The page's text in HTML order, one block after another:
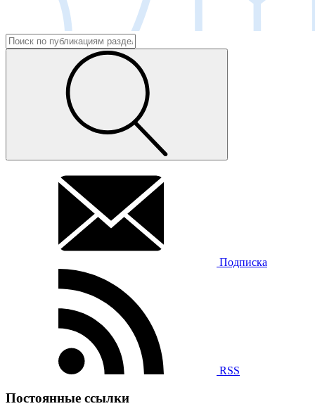
Подписка
RSS
Постоянные ссылки